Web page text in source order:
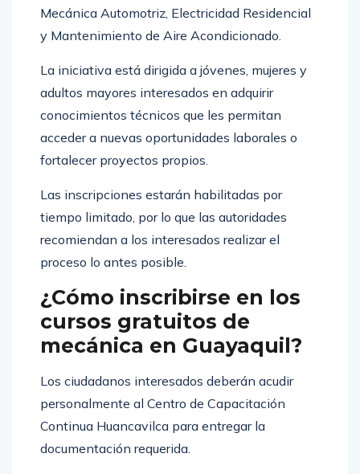
Mecánica Automotriz, Electricidad Residencial
y Mantenimiento de Aire Acondicionado.
La iniciativa está dirigida a jóvenes, mujeres y
adultos mayores interesados en adquirir
conocimientos técnicos que les permitan
acceder a nuevas oportunidades laborales o
fortalecer proyectos propios.
Las inscripciones estarán habilitadas por
tiempo limitado, por lo que las autoridades
recomiendan a los interesados realizar el
proceso lo antes posible.
¿Cómo inscribirse en los
cursos gratuitos de
mecánica en Guayaquil?
Los ciudadanos interesados deberán acudir
personalmente al Centro de Capacitación
Continua Huancavilca para entregar la
documentación requerida.